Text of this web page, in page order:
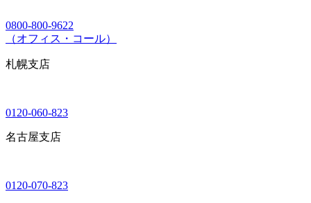
0800-800-9622
（オフィス・コール）
札幌支店
0120-060-823
名古屋支店
0120-070-823